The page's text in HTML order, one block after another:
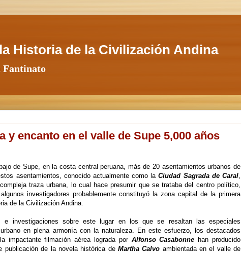
Historia de la Civilización Andina
Fantinato
y encanto en el valle de Supe 5,000 años
de Supe, en la costa central peruana, más de 20 asentamientos urbanos de
asentamientos, conocido actualmente como laCiudad Sagrada de Caral,
traza urbana, lo cual hace presumir que se trataba del centro político,
investigadores probablemente constituyó la zona capital de la primera
de la Civilización Andina.
investigaciones sobre este lugar en los que se resaltan las especiales
en plena armonía con la naturaleza. En este esfuerzo, los destacados
impactante filmación aérea lograda por Alfonso Casabonne han producido
publicación de la novela histórica de Martha Calvo ambientada en el valle de